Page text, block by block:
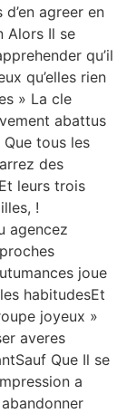
agreer en
Alors Il se
qu’il
qu’elles rien
» La cle
abattus
tous les
des
leurs trois
!
agencez
joue
habitudesEt
joyeux »
averes
Que Il se
a